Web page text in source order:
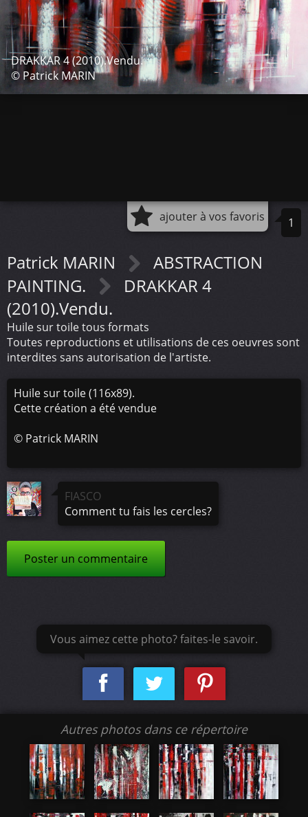
DRAKKAR 4 (2010).Vendu.
© Patrick MARIN
ajouter à vos favoris 1
Patrick MARIN
ABSTRACTION
PAINTING.
DRAKKAR 4
(2010).Vendu.
Huile sur toile tous formats
Toutes reproductions et utilisations de ces oeuvres sont
interdites sans autorisation de l'artiste.
Huile sur toile (116x89).
Cette création a été vendue
© Patrick MARIN
FIASCO
Comment tu fais les cercles?
Poster un commentaire
Vous aimez cette photo? faites-le savoir.
Autres photos dans ce répertoire